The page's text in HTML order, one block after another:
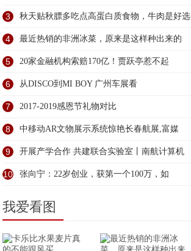
3 秋天贴秋膘多吃点高蛋白质食物，牛肉是好选
4 最近热销的非洲冰菜，原来是这样种出来的
5 20家金融机构索赔170亿！贾跃亭惹不起
6 ​从DISCO到MI BOY 广州车展看
7 2017-2019感恩节礼物对比
8 中移动AR文物展示系统惊艳长春航展,富媒
9 开展产学合作 共建联合实验室丨南航计算机
10 张向宁：22岁创业，获第一个100万，如
我爱看图